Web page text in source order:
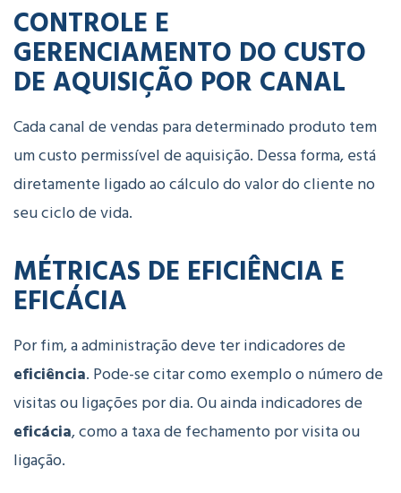
CONTROLE E
GERENCIAMENTO DO CUSTO
DE AQUISIÇÃO POR CANAL
Cada canal de vendas para determinado produto tem
um custo permissível de aquisição. Dessa forma, está
diretamente ligado ao cálculo do valor do cliente no
seu ciclo de vida.
MÉTRICAS DE EFICIÊNCIA E
EFICÁCIA
Por fim, a administração deve ter indicadores de
eficiência. Pode-se citar como exemplo o número de
visitas ou ligações por dia. Ou ainda indicadores de
eficácia, como a taxa de fechamento por visita ou
ligação.